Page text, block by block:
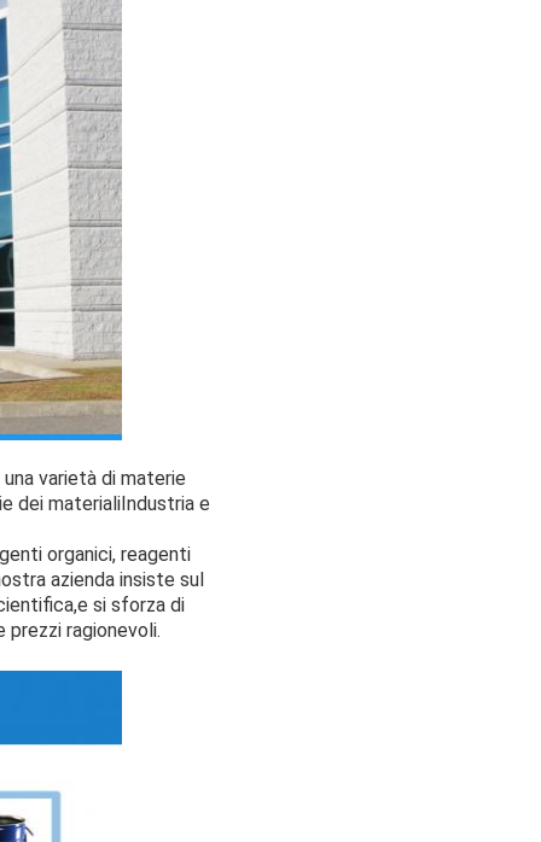
varietà di materie
dei materialiIndustria e
organici, reagenti
azienda insiste sul
si sforza di
ragionevoli.